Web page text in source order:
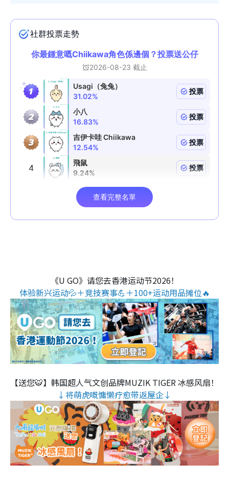
《U GO》请您去香港运动节2026！
体验新兴运动💦＋竞技赛事💪＋100+运动用品摊位🔥
【送您🐯】韩国超人气文创品牌MUZIK TIGER 冰感风扇！
↓将萌虎嘅慵懒疗愈带返屋企↓